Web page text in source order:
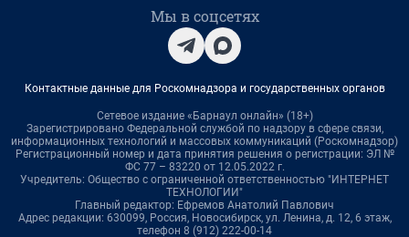
Мы в соцсетях
Контактные данные для Роскомнадзора и государственных органов
Сетевое издание «Барнаул онлайн» (18+)
Зарегистрировано Федеральной службой по надзору в сфере связи,
информационных технологий и массовых коммуникаций (Роскомнадзор)
Регистрационный номер и дата принятия решения о регистрации: ЭЛ №
ФС 77 – 83220 от 12.05.2022 г.
Учредитель: Общество с ограниченной ответственностью "ИНТЕРНЕТ
ТЕХНОЛОГИИ"
Главный редактор: Ефремов Анатолий Павлович
Адрес редакции: 630099, Россия, Новосибирск, ул. Ленина, д. 12, 6 этаж,
телефон 8 (912) 222-00-14